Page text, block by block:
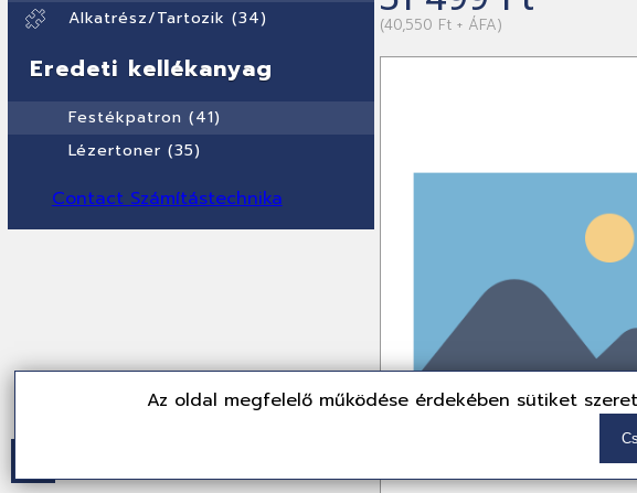
Az oldal megfelelő működése érdekében sütiket
Alkatrész/Tartozik (34)
Eredeti kellékanyag
Festékpatron (41)
Lézertoner (35)
Contact Számítástechnika
(40,550 Ft + ÁFA)